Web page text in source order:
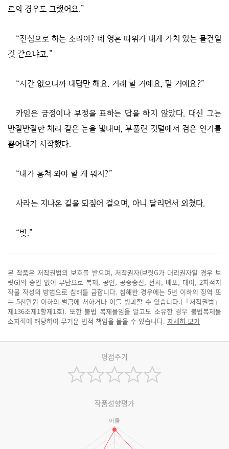
르의 경우도 그랬어요.”
“진심으로 하는 소리야? 네 영혼 따위가 내게 가치 있는 물건일
것 같으냐고.”
“시간 없으니까 대답만 해요. 거래 할 거예요, 말 거예요?”
카임은 긍정이나 부정을 표하는 답을 하지 않았다. 대신 그는
반질반질한 체리 같은 눈을 빛내며, 부풀린 깃털에서 검은 연기를
뿜어내기 시작했다.
“내가 훔쳐 와야 할 게 뭐지?”
사라는 지나온 길을 되짚어 걸으며, 아니 달리면서 외쳤다.
“빛.”
본 작품은 저작권법의 보호를 받으며, 저작권자(브릿G가 대리권자일 경우 브
릿G)의 승인 없이 무단으로 복제, 공연, 공중송신, 전시, 배포, 대여, 2차적저
작물 작성의 방법으로 침해를 금합니다. 침해한 경우에는 5년 이하의 징역 또
는 5천만원 이하의 벌금에 처하거나 이를 병과할 수 있습니다.(「저작권법」
제136조제1항제1호). 또한 불법 복제물임을 알고도 소유한 경우 불법복제물
소지죄에 해당하여 무거운 법적 책임을 물을 수 있습니다. 자세히 보기
평점주기
작품성향평가
어둠